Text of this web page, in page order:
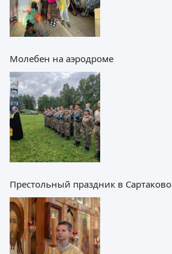
Молебен на аэродроме
Престольный праздник в Сартаково